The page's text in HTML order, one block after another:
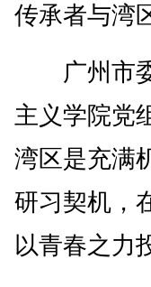
传承者与湾
广州市委
主义学院党
湾区是充满
研习契机，
以青春之力